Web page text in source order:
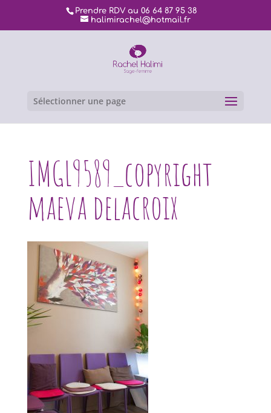
Prendre RDV au 06 64 87 95 38
halimirachel@hotmail.fr
Sélectionner une page
IMGL9589_copyright
maeva delacroix